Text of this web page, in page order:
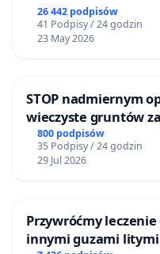
26 442 podpisów
41 Podpisy / 24 godzin
23 May 2026
STOP nadmiernym
wieczyste gruntów
ogrody działkowe.
800 podpisów
35 Podpisy / 24 godzin
29 Jul 2026
Przywróćmy
innymi guzami